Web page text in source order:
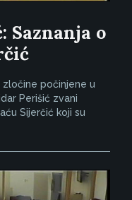
Saznanja o
zločine počinjene u
Perišić zvani
Sijerčić koji su